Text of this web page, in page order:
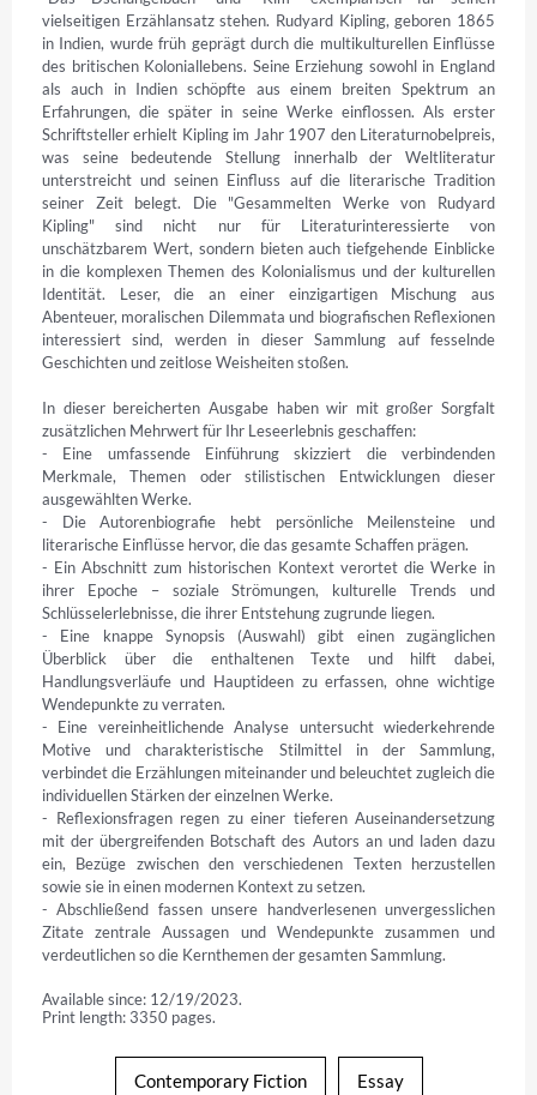
vielseitigen Erzählansatz stehen. Rudyard Kipling, geboren 1865
in Indien, wurde früh geprägt durch die multikulturellen Einflüsse
des britischen Koloniallebens. Seine Erziehung sowohl in England
als auch in Indien schöpfte aus einem breiten Spektrum an
Erfahrungen, die später in seine Werke einflossen. Als erster
Schriftsteller erhielt Kipling im Jahr 1907 den Literaturnobelpreis,
was seine bedeutende Stellung innerhalb der Weltliteratur
unterstreicht und seinen Einfluss auf die literarische Tradition
seiner Zeit belegt. Die "Gesammelten Werke von Rudyard
Kipling" sind nicht nur für Literaturinteressierte von
unschätzbarem Wert, sondern bieten auch tiefgehende Einblicke
in die komplexen Themen des Kolonialismus und der kulturellen
Identität. Leser, die an einer einzigartigen Mischung aus
Abenteuer, moralischen Dilemmata und biografischen Reflexionen
interessiert sind, werden in dieser Sammlung auf fesselnde
Geschichten und zeitlose Weisheiten stoßen.
In dieser bereicherten Ausgabe haben wir mit großer Sorgfalt
zusätzlichen Mehrwert für Ihr Leseerlebnis geschaffen:
- Eine umfassende Einführung skizziert die verbindenden
Merkmale, Themen oder stilistischen Entwicklungen dieser
ausgewählten Werke.
- Die Autorenbiografie hebt persönliche Meilensteine und
literarische Einflüsse hervor, die das gesamte Schaffen prägen.
- Ein Abschnitt zum historischen Kontext verortet die Werke in
ihrer Epoche – soziale Strömungen, kulturelle Trends und
Schlüsselerlebnisse, die ihrer Entstehung zugrunde liegen.
- Eine knappe Synopsis (Auswahl) gibt einen zugänglichen
Überblick über die enthaltenen Texte und hilft dabei,
Handlungsverläufe und Hauptideen zu erfassen, ohne wichtige
Wendepunkte zu verraten.
- Eine vereinheitlichende Analyse untersucht wiederkehrende
Motive und charakteristische Stilmittel in der Sammlung,
verbindet die Erzählungen miteinander und beleuchtet zugleich die
individuellen Stärken der einzelnen Werke.
- Reflexionsfragen regen zu einer tieferen Auseinandersetzung
mit der übergreifenden Botschaft des Autors an und laden dazu
ein, Bezüge zwischen den verschiedenen Texten herzustellen
sowie sie in einen modernen Kontext zu setzen.
- Abschließend fassen unsere handverlesenen unvergesslichen
Zitate zentrale Aussagen und Wendepunkte zusammen und
verdeutlichen so die Kernthemen der gesamten Sammlung.
Available since: 12/19/2023.
Print length: 3350 pages.
Contemporary Fiction Essay